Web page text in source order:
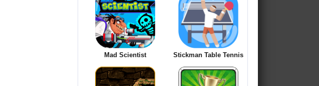
Mad Scientist Stickman Table Tennis